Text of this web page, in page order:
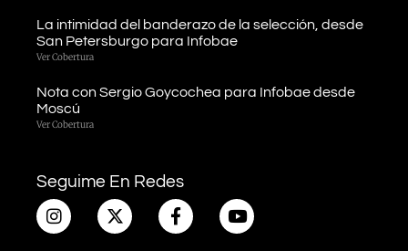
La intimidad del banderazo de la selección, desde
San Petersburgo para Infobae
Ver Cobertura
Nota con Sergio Goycochea para Infobae desde
Moscú
Ver Cobertura
Seguime En Redes